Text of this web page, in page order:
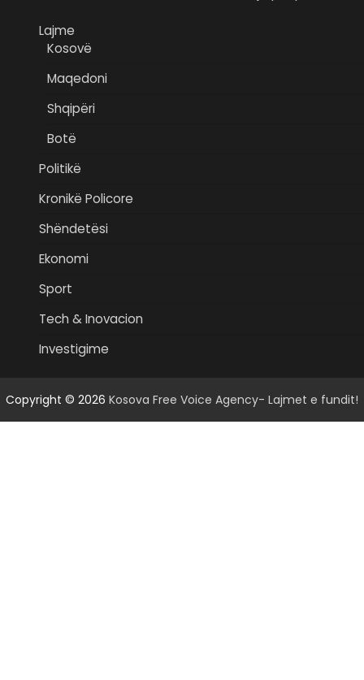
Lajme
Kosovë
Maqedoni
Shqipëri
Botë
Politikë
Kronikë Policore
Shëndetësi
Ekonomi
Sport
Tech & Inovacion
Investigime